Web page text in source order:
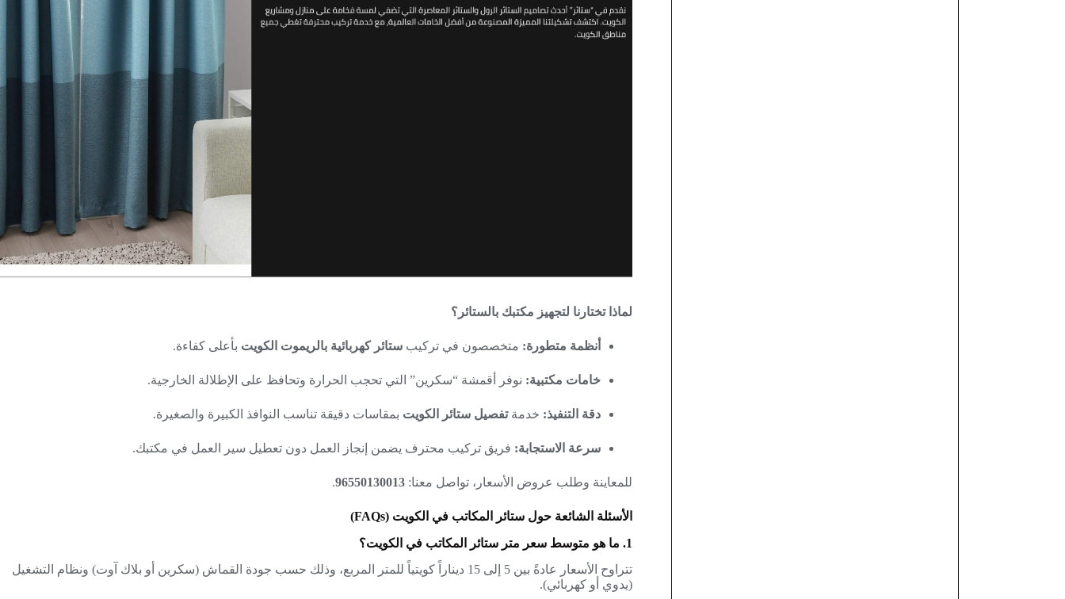
لماذا تختارنا لتجهيز مكتبك بالستائر؟
أنظمة متطورة: متخصصون في تركيب ستائر كهربائية بالريموت الكويت بأعلى كفاءة.
خامات مكتبية: نوفر أقمشة “سكرين” التي تحجب الحرارة وتحافظ على الإطلالة الخارجية.
دقة التنفيذ: خدمةتفصيل ستائر الكويت بمقاسات دقيقة تناسب النوافذ الكبيرة والصغيرة.
سرعة الاستجابة: فريق تركيب محترف يضمن إنجاز العمل دون تعطيل سير العمل في مكتبك.
للمعاينة وطلب عروض الأسعار، تواصل معنا: 96550130013
.
الأسئلة الشائعة حول ستائر المكاتب في الكويت (FAQs)
1. ما هو متوسط سعر متر ستائر المكاتب في الكويت؟
تتراوح الأسعار عادةً بين 5 إلى 15 ديناراً كويتياً للمتر المربع، وذلك حسب جودة القماش (سكرين أو بلاك آوت) ونظام التشغيل
(يدوي أو كهربائي).